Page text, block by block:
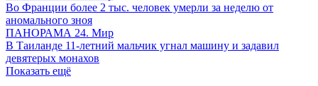
Во Франции более 2 тыс. человек умерли за неделю от
аномального зноя
ПАНОРАМА 24. Мир
В Таиланде 11-летний мальчик угнал машину и задавил
девятерых монахов
Показать ещё